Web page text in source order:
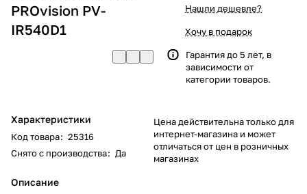
PROvision PV-
IR540D1
Характеристики
Код товара: 25316
Снято с производства: Да
Описание
Нашли дешевле?
Хочу в подарок
Гарантия до 5 лет, в
зависимости от
категории товаров.
Цена действительна только для
интернет-магазина и может
отличаться от цен в розничных
магазинах